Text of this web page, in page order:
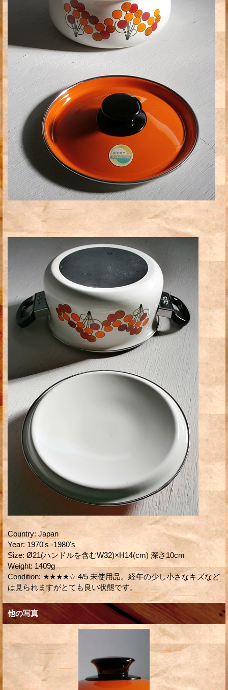
Country: Japan
Year: 1970's -1980's
Size: Ø21(ハンドルを含むW32)×H14(cm) 深さ10cm
Weight: 1409g
Condition: ★★★★☆ 4/5 未使用品。経年の少し小さなキズなど
は見られますがとても良い状態です。
他の写真